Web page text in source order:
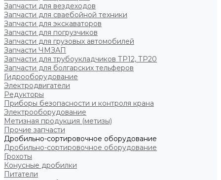
Запчасти для вездеходов
Запчасти для сваебойной техники
Запчасти для экскаваторов
Запчасти для погрузчиков
Запчасти для грузовых автомобилей
Запчасти ЧМЗАП
Запчасти для трубоукладчиков ТР12, ТР20
Запчасти для болгарских тельферов
Гидрооборудование
Электродвигатели
Редукторы
Приборы безопасности и контроля крана
Электрооборудование
Метизная продукция (метизы)
Прочие запчасти
Дробильно-сортировочное оборудование
Дробильно-сортировочное оборудование
Грохоты
Конусные дробилки
Питатели